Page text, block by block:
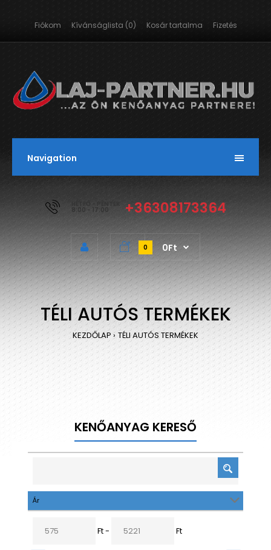
Fiókom Kívánságlista (0) Kosár tartalma Fizetés
Navigation
HÉTFŐ - PÉNTEK
8:00 - 17:00 +36308173364
0 0Ft
TÉLI AUTÓS TERMÉKEK
KEZDŐLAP TÉLI AUTÓS TERMÉKEK
KENŐANYAG KERESŐ
Ár
Ft - Ft